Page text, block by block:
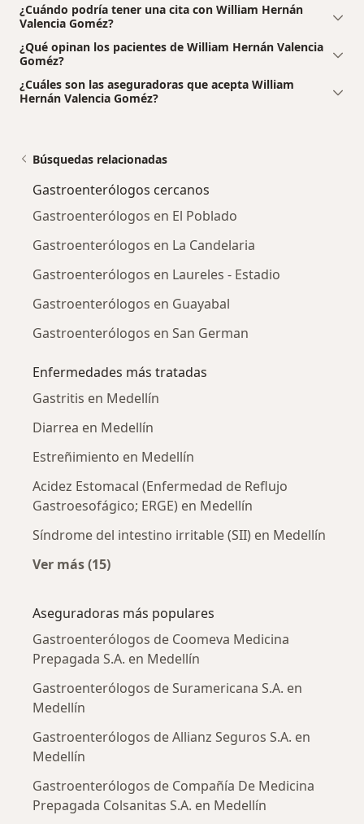
¿Cuándo podría tener una cita con William Hernán
Valencia Goméz?
¿Qué opinan los pacientes de William Hernán Valencia
Goméz?
¿Cuáles son las aseguradoras que acepta William
Hernán Valencia Goméz?
Búsquedas relacionadas
Gastroenterólogos cercanos
Gastroenterólogos en El Poblado
Gastroenterólogos en La Candelaria
Gastroenterólogos en Laureles - Estadio
Gastroenterólogos en Guayabal
Gastroenterólogos en San German
Enfermedades más tratadas
Gastritis en Medellín
Diarrea en Medellín
Estreñimiento en Medellín
Acidez Estomacal (Enfermedad de Reflujo
Gastroesofágico; ERGE) en Medellín
Síndrome del intestino irritable (SII) en Medellín
Ver más (15)
Aseguradoras más populares
Gastroenterólogos de Coomeva Medicina
Prepagada S.A. en Medellín
Gastroenterólogos de Suramericana S.A. en
Medellín
Gastroenterólogos de Allianz Seguros S.A. en
Medellín
Gastroenterólogos de Compañía De Medicina
Prepagada Colsanitas S.A. en Medellín